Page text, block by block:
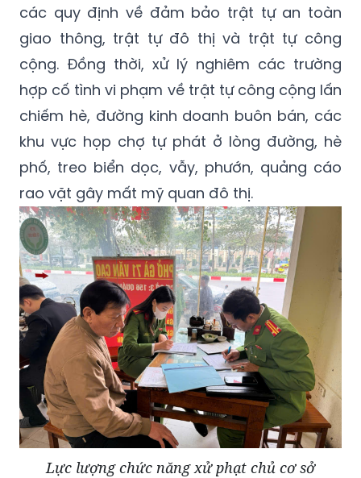
các quy định về đảm bảo trật tự an toàn
giao thông, trật tự đô thị và trật tự công
cộng. Đồng thời, xử lý nghiêm các trường
hợp cố tình vi phạm về trật tự công cộng lấn
chiếm hè, đường kinh doanh buôn bán, các
khu vực họp chợ tự phát ở lòng đường, hè
phố, treo biển dọc, vẫy, phướn, quảng cáo
rao vặt gây mất mỹ quan đô thị.
Lực lượng chức năng xử phạt chủ cơ sở